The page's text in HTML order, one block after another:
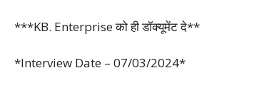
***KB. Enterprise को ही डॉक्यूमेंट दे**
*Interview Date – 07/03/2024*